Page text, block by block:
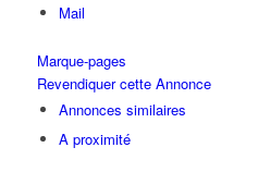
Mail
Marque-pages
Revendiquer cette Annonce
Annonces similaires
A proximité